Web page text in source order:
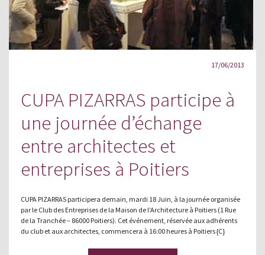
17/06/2013
CUPA PIZARRAS participe à
une journée d’échange
entre architectes et
entreprises à Poitiers
CUPA PIZARRAS participera demain, mardi 18 Juin, à la journée organisée
par le Club des Entreprises de la Maison de l’Architecture à Poitiers (1 Rue
de la Tranchée – 86000 Poitiers). Cet événement, réservée aux adhérents
du club et aux architectes, commencera à 16:00 heures à Poitiers {C}